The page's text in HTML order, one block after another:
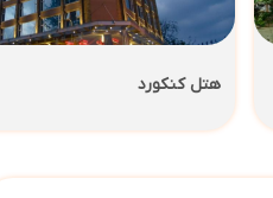
هتل کنکورد